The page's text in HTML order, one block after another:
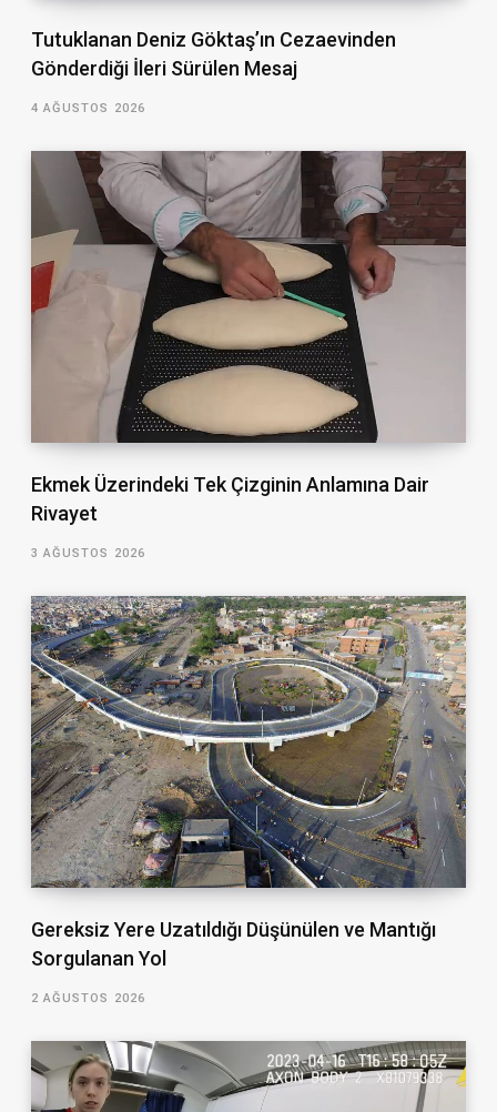
Tutuklanan Deniz Göktaş’ın Cezaevinden
Gönderdiği İleri Sürülen Mesaj
4 AĞUSTOS 2026
Ekmek Üzerindeki Tek Çizginin Anlamına Dair
Rivayet
3 AĞUSTOS 2026
Gereksiz Yere Uzatıldığı Düşünülen ve Mantığı
Sorgulanan Yol
2 AĞUSTOS 2026